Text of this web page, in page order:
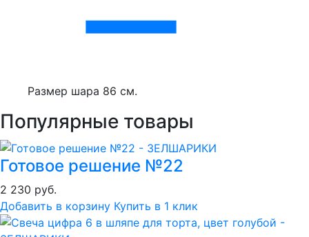
Размер шара 86 см.
Популярные товары
Готовое решение №22
2 230 руб.
Добавить в корзину Купить в 1 клик